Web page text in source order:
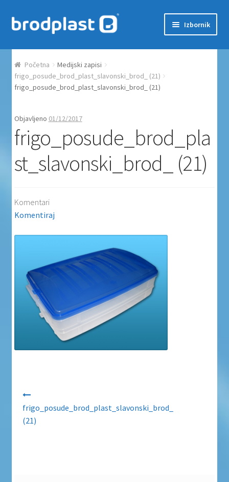
Preskoči na navigaciju
Skoči do sadržaja Izbornik
Početna
Auction Dashboard
Košarica
Moj račun
Proizvodi
Uvjeti poslovanja
Uvjeti poslovanja
Zaštita privatnosti
Zaštita privatnosti i uvjeti poslovanja
Početna
Medijski zapisi
frigo_posude_brod_plast_slavonski_brod_ (21)
frigo_posude_brod_plast_slavonski_brod_ (21)
Objavljeno 01/12/2017
frigo_posude_brod_pla
st_slavonski_brod_ (21)
Komentari
Komentiraj
frigo_posude_brod_plast_slavonski_brod_
(21)